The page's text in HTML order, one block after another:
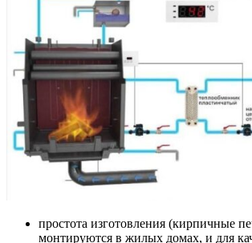
простота изготовления (кирпичные
монтируются в жилых домах, и для